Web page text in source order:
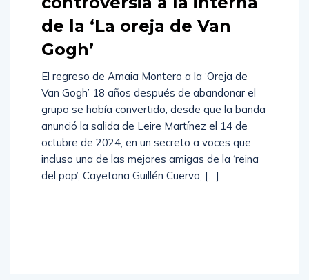
de la ‘La oreja de Van
Gogh’
El regreso de Amaia Montero a la ‘Oreja de
Van Gogh’ 18 años después de abandonar el
grupo se había convertido, desde que la banda
anunció la salida de Leire Martínez el 14 de
octubre de 2024, en un secreto a voces que
incluso una de las mejores amigas de la ‘reina
del pop’, Cayetana Guillén Cuervo, […]